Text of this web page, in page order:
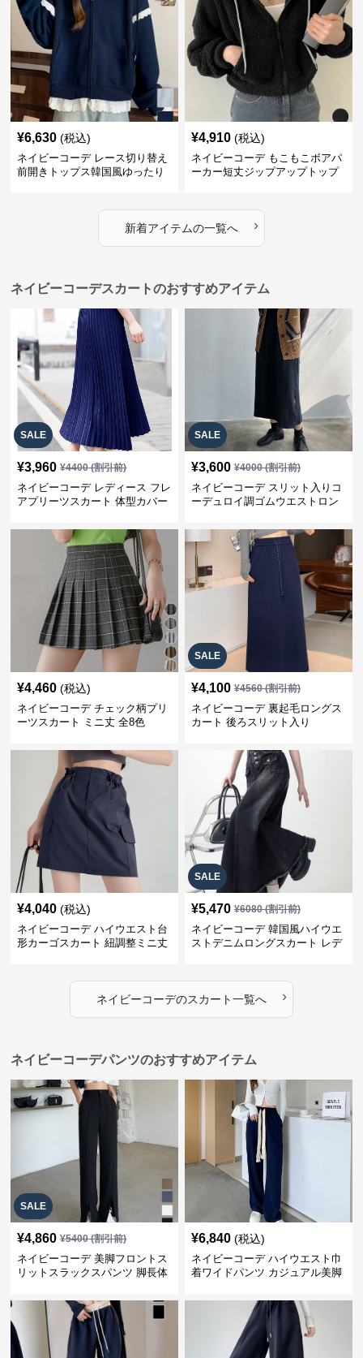
¥6,630 (税込)
ネイビーコーデ レース切り替え
前開きトップス韓国風ゆったり
¥4,910 (税込)
ネイビーコーデ もこもこボアパ
ーカー短丈ジップアップトップ
新着アイテムの一覧へ ›
ネイビーコーデスカートのおすすめアイテム
SALE
¥3,960 ¥4400(割引前)
ネイビーコーデ レディース フレ
アプリーツスカート 体型カバー
ト
SALE
¥3,600 ¥4000(割引前)
ネイビーコーデ スリット入りコ
ーデュロイ調ゴムウエストロン
¥4,460 (税込)
ネイビーコーデ チェック柄プリ
ーツスカート ミニ丈 全8色
SALE
¥4,100 ¥4560(割引前)
ネイビーコーデ 裏起毛ロングス
カート 後ろスリット入り
¥4,040 (税込)
ネイビーコーデ ハイウエスト台
形カーゴスカート 紐調整ミニ丈
SALE
¥5,470 ¥6080(割引前)
ネイビーコーデ 韓国風ハイウエ
ストデニムロングスカート レデ
ネイビーコーデのスカート一覧へ ›
ネイビーコーデパンツのおすすめアイテム
SALE
¥4,860 ¥5400(割引前)
ネイビーコーデ 美脚フロントス
リットスラックスパンツ 脚長体
¥6,840 (税込)
ネイビーコーデ ハイウエスト巾
着ワイドパンツ カジュアル美脚